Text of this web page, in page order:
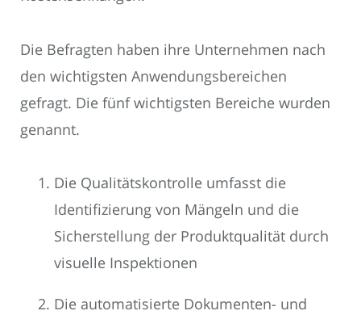
Die Befragten haben ihre Unternehmen nach
den wichtigsten Anwendungsbereichen
gefragt. Die fünf wichtigsten Bereiche wurden
genannt.
Die Qualitätskontrolle umfasst die
Identifizierung von Mängeln und die
Sicherstellung der Produktqualität durch
visuelle Inspektionen
Die automatisierte Dokumenten- und